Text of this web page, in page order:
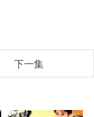
下一集